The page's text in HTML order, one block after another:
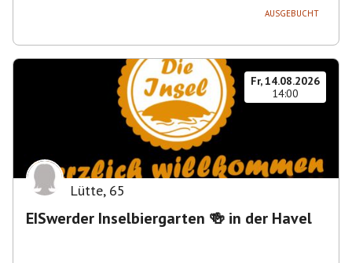
AUSGEBUCHT
Fr, 14.08.2026
14:00
Lütte, 65
EISwerder Inselbiergarten 🍻 in der Havel